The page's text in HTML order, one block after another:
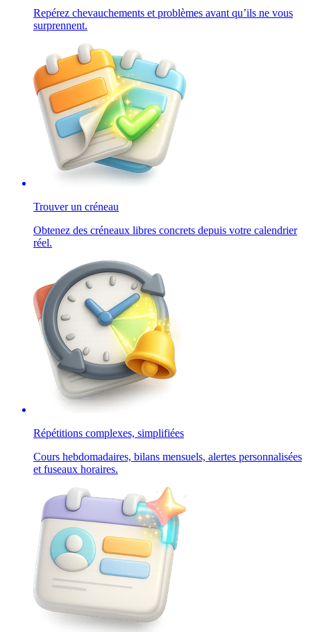
Repérez chevauchements et problèmes avant qu’ils ne vous
surprennent.
Trouver un créneau
Obtenez des créneaux libres concrets depuis votre calendrier
réel.
Répétitions complexes, simplifiées
Cours hebdomadaires, bilans mensuels, alertes personnalisées
et fuseaux horaires.